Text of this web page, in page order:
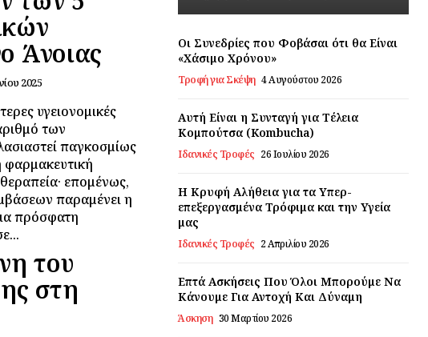
Άνοιας
2025
υγειονομικές
των
παγκοσμίως
επομένως,
παραμένει η
πρόσφατη
του
στη
Οι Συνεδρίες που Φοβάσαι ότι θα Είναι
«Χάσιμο Χρόνου»
Τροφή για Σκέψη 4 Αυγούστου 2026
Αυτή Είναι η Συνταγή για Τέλεια
Κομπούτσα (Kombucha)
Ιδανικές Τροφές 26 Ιουλίου 2026
Η Κρυφή Αλήθεια για τα Υπερ-
επεξεργασμένα Τρόφιμα και την Υγεία
μας
Ιδανικές Τροφές 2 Απριλίου 2026
Επτά Ασκήσεις Που Όλοι Μπορούμε Να
Κάνουμε Για Αντοχή Και Δύναμη
Άσκηση 30 Μαρτίου 2026